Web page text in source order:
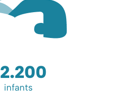
2.200
infants